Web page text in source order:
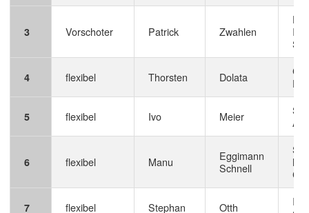
3 Vorschoter Patrick Zwahlen
4 flexibel Thorsten Dolata
5 flexibel Ivo Meier
6 flexibel Manu
Eggimann
Schnell
7 flexibel Stephan Otth
IT